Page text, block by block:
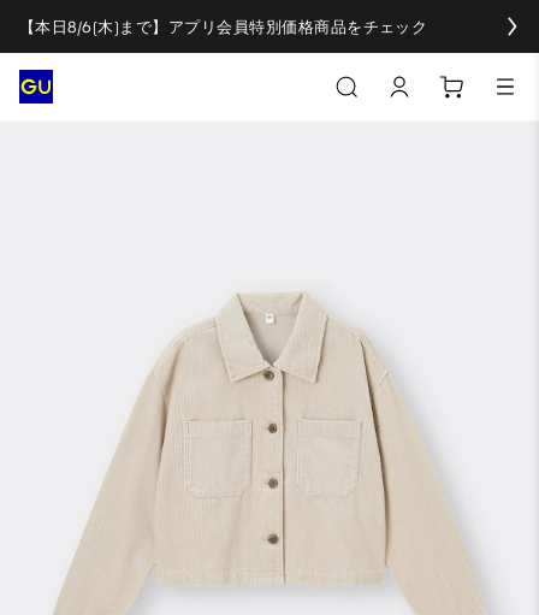
【本日8/6(木)まで】アプリ会員特別価格商品をチェック